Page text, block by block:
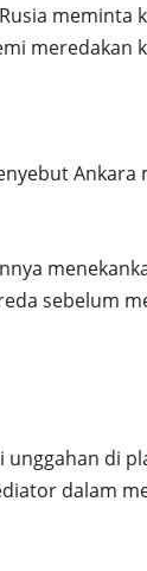
meminta
meredakan
Ankara
sebelum
di
dalam